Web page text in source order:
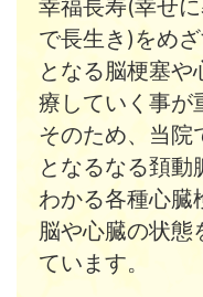
幸福長寿(幸せ
で長生き)をめ
となる脳梗塞や
療していく事が
そのため、当院
となるなる頚動
わかる各種心臓
脳や心臓の状態
ています。